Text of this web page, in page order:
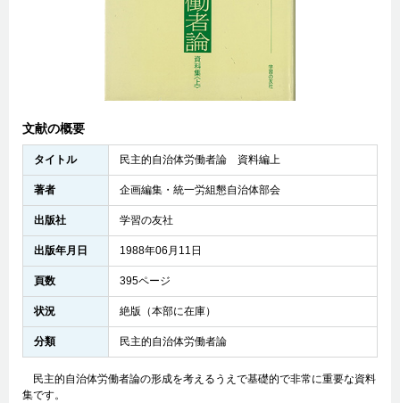
文献の概要
タイトル 民主的自治体労働者論 資料編上
著者 企画編集・統一労組懇自治体部会
出版社 学習の友社
出版年月日 1988年06月11日
頁数 395ページ
状況 絶版（本部に在庫）
分類 民主的自治体労働者論
民主的自治体労働者論の形成を考えるうえで基礎的で非常に重要な資料
集です。